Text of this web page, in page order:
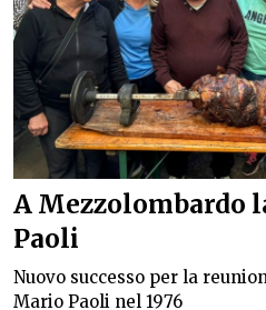
A Mezzolombardo
Paoli
Nuovo successo per la
Mario Paoli nel 1976